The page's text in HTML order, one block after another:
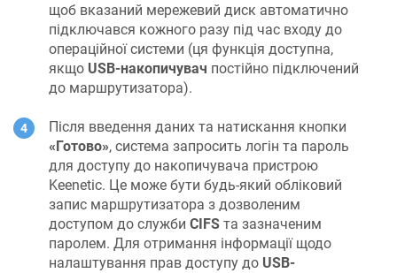
щоб вказаний мережевий диск автоматично
підключався кожного разу під час входу до
операційної системи (ця функція доступна,
якщо USB-накопичувач постійно підключений
до маршрутизатора).
Після введення даних та натискання кнопки
«Готово», система запросить логін та пароль
для доступу до накопичувача пристрою
Keenetic. Це може бути будь-який обліковий
запис маршрутизатора з дозволеним
доступом до служби CIFS та зазначеним
паролем. Для отримання інформації щодо
налаштування прав доступу до USB-